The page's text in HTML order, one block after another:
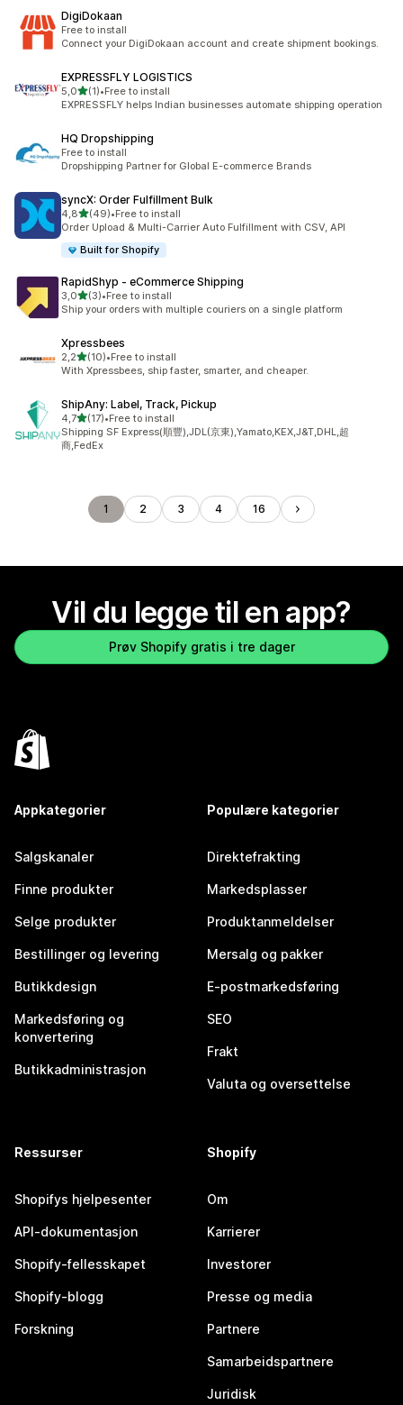
DigiDokaan
Free to install
Connect your DigiDokaan account and create shipment bookings.
EXPRESSFLY LOGISTICS
5,0av 5 stjerner
(1)
Totalt 1 omtaler
•Free to install
EXPRESSFLY helps Indian businesses automate shipping operation
HQ Dropshipping
Free to install
Dropshipping Partner for Global E-commerce Brands
syncX: Order Fulfillment Bulk
4,8av 5 stjerner
(49)
Totalt 49 omtaler
•Free to install
Order Upload & Multi-Carrier Auto Fulfillment with CSV, API
Built for Shopify
RapidShyp ‑ eCommerce Shipping
3,0av 5 stjerner
(3)
Totalt 3 omtaler
•Free to install
Ship your orders with multiple couriers on a single platform
Xpressbees
2,2av 5 stjerner
(10)
Totalt 10 omtaler
•Free to install
With Xpressbees, ship faster, smarter, and cheaper.
ShipAny: Label, Track, Pickup
4,7av 5 stjerner
(17)
Totalt 17 omtaler
•Free to install
Shipping SF Express(順豐),JDL(京東),Yamato,KEX,J&T,DHL,超
商,FedEx
1 2 3 4 16
Vil du legge til en app?
Prøv Shopify gratis i tre dager
Appkategorier
Salgskanaler
Finne produkter
Selge produkter
Bestillinger og levering
Butikkdesign
Markedsføring og
konvertering
Butikkadministrasjon
Populære kategorier
Direktefrakting
Markedsplasser
Produktanmeldelser
Mersalg og pakker
E-postmarkedsføring
SEO
Frakt
Valuta og oversettelse
Ressurser
Shopifys hjelpesenter
API-dokumentasjon
Shopify-fellesskapet
Shopify-blogg
Forskning
Shopify
Om
Karrierer
Investorer
Presse og media
Partnere
Samarbeidspartnere
Juridisk